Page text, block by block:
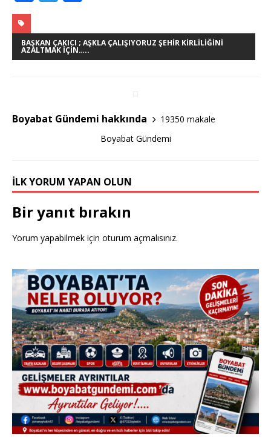
c
e
o
k
it
te
ar
e
BAŞKAN ÇAKICI ; AŞKLA ÇALIŞIYORUZ ŞEHIR KIRLILIĞINI
AZALTMAK İÇIN…..
Boyabat Gündemi hakkında
19350 makale
Boyabat Gündemi
İLK YORUM YAPAN OLUN
Bir yanıt bırakın
Yorum yapabilmek için oturum açmalısınız.